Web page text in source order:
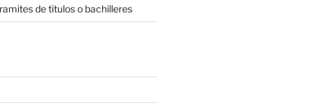
de titulos o bachilleres